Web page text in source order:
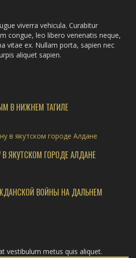
viverra vehicula. Curabitur
congue, leo libero venenatis neque,
vitae ex. Nullam porta, sapien nec
aliquet sapien.
В НИЖНЕМ ТАГИЛЕ
ЯКУТСКОМ ГОРОДЕ АЛДАНЕ
ВОЙНЫ НА ДАЛЬНЕМ
vestibulum metus quis aliquet.